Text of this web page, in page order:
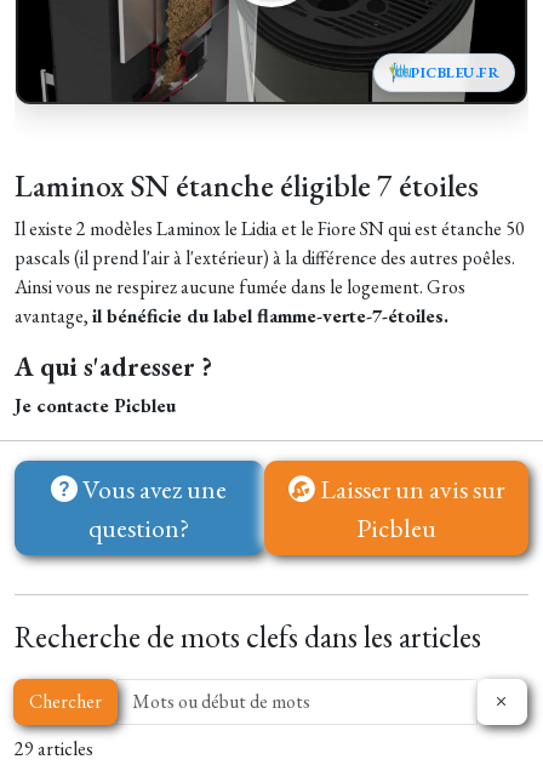
PICBLEU.FR
Laminox SN étanche éligible 7 étoiles
Il existe 2 modèles Laminox le Lidia et le Fiore SN qui est étanche 50
pascals (il prend l'air à l'extérieur) à la différence des autres poêles.
Ainsi vous ne respirez aucune fumée dans le logement. Gros
avantage,il bénéficie du label flamme-verte-7-étoiles.
A qui s'adresser ?
Je contacte Picbleu
Vous avez une
question?
Laisser un avis sur
Picbleu
Recherche de mots clefs dans les articles
Chercher
29 articles